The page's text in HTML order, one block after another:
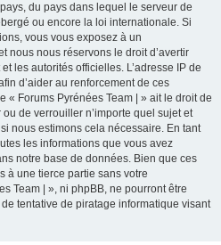
du pays dans lequel le serveur de
ou encore la loi internationale. Si
vous vous exposez à un
nous nous réservons le droit d’avertir
les autorités officielles. L’adresse IP de
d’aider au renforcement de ces
« Forums Pyrénées Team | » ait le droit de
de verrouiller n’importe quel sujet et
nous estimons cela nécessaire. En tant
les informations que vous avez
notre base de données. Bien que ces
à une tierce partie sans votre
Team | », ni phpBB, ne pourront être
tentative de piratage informatique visant